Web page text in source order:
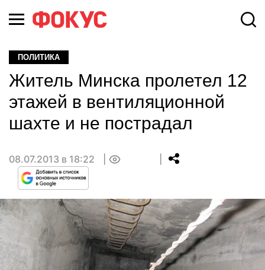
ПОЛИТИКА
Житель Минска пролетел 12
этажей в вентиляционной
шахте и не пострадал
08.07.2013 в 18:22